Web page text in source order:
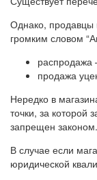
Однако, продавцы
громким словом
распродажа
продажа
Нередко в
точки, за которой
запрещен законом.
В случае если
юридической